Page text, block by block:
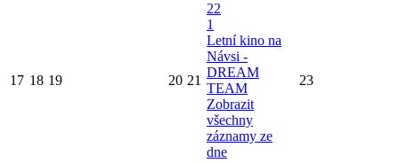
17 18 19 20 21
22
1
Letní kino na
Návsi -
DREAM
TEAM
Zobrazit
všechny
záznamy ze
dne
23